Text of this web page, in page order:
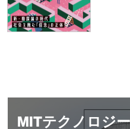
MITテクノロジ